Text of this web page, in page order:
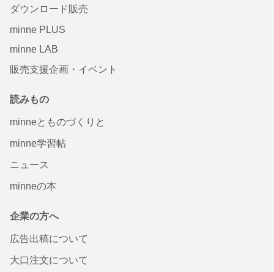
ダウンロード販売
minne PLUS
minne LAB
販売支援企画・イベント
読みもの
minneとものづくりと
minne学習帖
ニュース
minneの本
企業の方へ
広告出稿について
大口注文について